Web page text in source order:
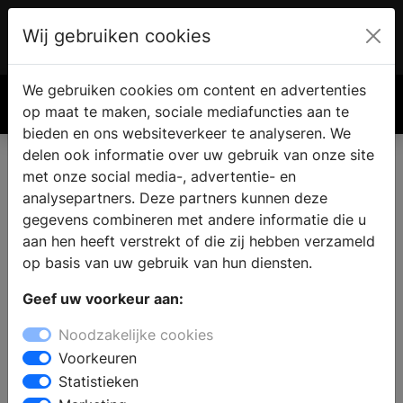
€ 0.00
Wij gebruiken cookies
We gebruiken cookies om content en advertenties
op maat te maken, sociale mediafuncties aan te
bieden en ons websiteverkeer te analyseren. We
delen ook informatie over uw gebruik van onze site
met onze social media-, advertentie- en
analysepartners. Deze partners kunnen deze
gegevens combineren met andere informatie die u
aan hen heeft verstrekt of die zij hebben verzameld
op basis van uw gebruik van hun diensten.
Geef uw voorkeur aan:
Noodzakelijke cookies
Voorkeuren
Statistieken